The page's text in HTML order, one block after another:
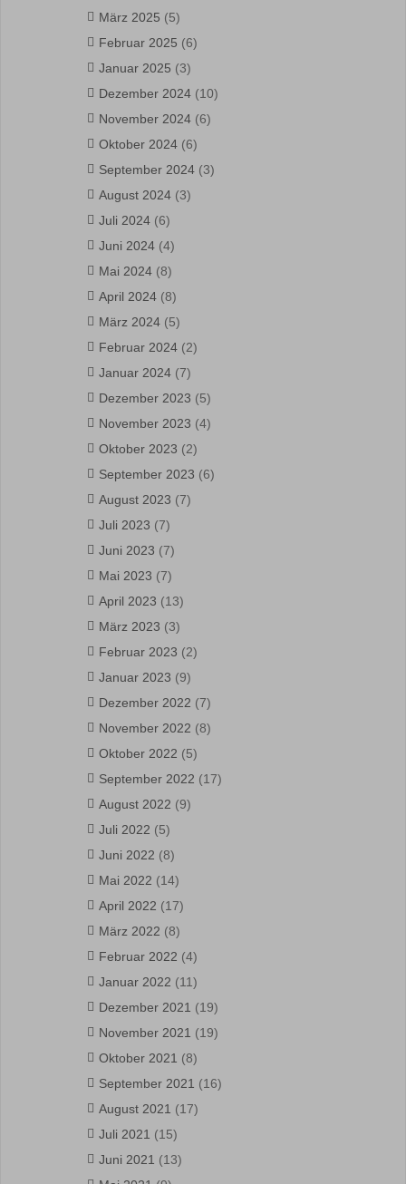
März 2025 (5)
Februar 2025 (6)
Januar 2025 (3)
Dezember 2024 (10)
November 2024 (6)
Oktober 2024 (6)
September 2024 (3)
August 2024 (3)
Juli 2024 (6)
Juni 2024 (4)
Mai 2024 (8)
April 2024 (8)
März 2024 (5)
Februar 2024 (2)
Januar 2024 (7)
Dezember 2023 (5)
November 2023 (4)
Oktober 2023 (2)
September 2023 (6)
August 2023 (7)
Juli 2023 (7)
Juni 2023 (7)
Mai 2023 (7)
April 2023 (13)
März 2023 (3)
Februar 2023 (2)
Januar 2023 (9)
Dezember 2022 (7)
November 2022 (8)
Oktober 2022 (5)
September 2022 (17)
August 2022 (9)
Juli 2022 (5)
Juni 2022 (8)
Mai 2022 (14)
April 2022 (17)
März 2022 (8)
Februar 2022 (4)
Januar 2022 (11)
Dezember 2021 (19)
November 2021 (19)
Oktober 2021 (8)
September 2021 (16)
August 2021 (17)
Juli 2021 (15)
Juni 2021 (13)